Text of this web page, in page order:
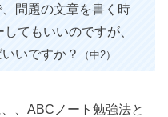
問題の文章を書く時
してもいいのですが、
いですか？
（中2）
、ABCノート勉強法と